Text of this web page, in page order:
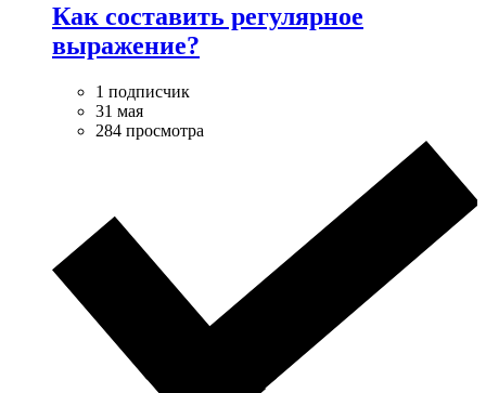
Как составить регулярное
выражение?
1 подписчик
31 мая
284 просмотра